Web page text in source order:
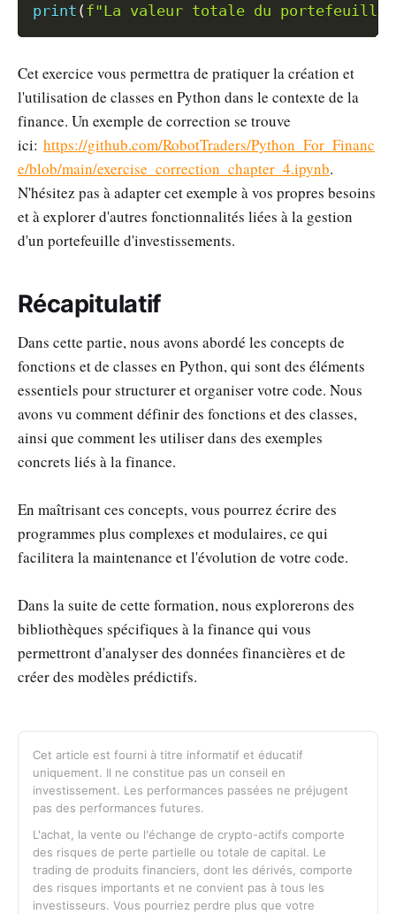
print (f"La valeur totale du portefeuille
Cet exercice vous permettra de pratiquer la création et
l'utilisation de classes en Python dans le contexte de la
finance. Un exemple de correction se trouve
ici: https://github.com/RobotTraders/Python_For_Financ
e/blob/main/exercise_correction_chapter_4.ipynb.
N'hésitez pas à adapter cet exemple à vos propres besoins
et à explorer d'autres fonctionnalités liées à la gestion
d'un portefeuille d'investissements.
Récapitulatif
Dans cette partie, nous avons abordé les concepts de
fonctions et de classes en Python, qui sont des éléments
essentiels pour structurer et organiser votre code. Nous
avons vu comment définir des fonctions et des classes,
ainsi que comment les utiliser dans des exemples
concrets liés à la finance.
En maîtrisant ces concepts, vous pourrez écrire des
programmes plus complexes et modulaires, ce qui
facilitera la maintenance et l'évolution de votre code.
Dans la suite de cette formation, nous explorerons des
bibliothèques spécifiques à la finance qui vous
permettront d'analyser des données financières et de
créer des modèles prédictifs.
Cet article est fourni à titre informatif et éducatif
uniquement. Il ne constitue pas un conseil en
investissement. Les performances passées ne préjugent
pas des performances futures.
L'achat, la vente ou l'échange de crypto-actifs comporte
des risques de perte partielle ou totale de capital. Le
trading de produits financiers, dont les dérivés, comporte
des risques importants et ne convient pas à tous les
investisseurs. Vous pourriez perdre plus que votre